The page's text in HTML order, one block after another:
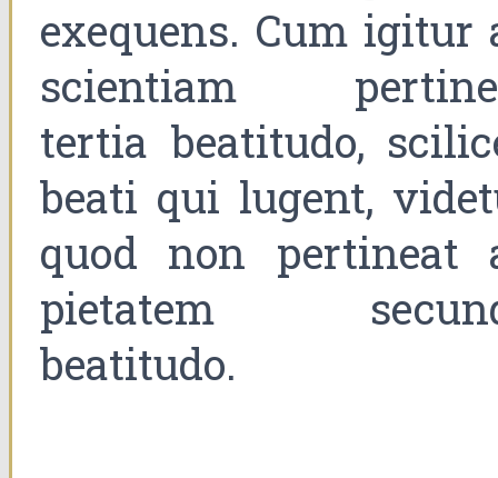
exequens. Cum igitur
scientiam
tertia beatitudo,
beati qui lugent,
quod non pertineat
pietatem
beatitudo.